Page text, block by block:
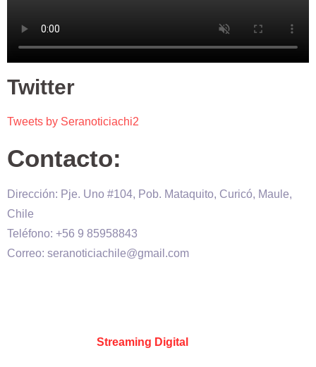
Twitter
Tweets by Seranoticiachi2
Contacto:
Dirección: Pje. Uno #104, Pob. Mataquito, Curicó, Maule,
Chile
Teléfono: +56 9 85958843
Correo: seranoticiachile@gmail.com
Streaming Digital